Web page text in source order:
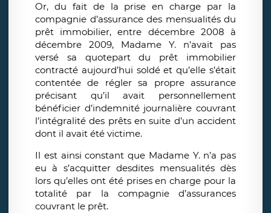
Or, du fait de la prise en charge par la
compagnie d’assurance des mensualités du
prêt immobilier, entre décembre 2008 à
décembre 2009, Madame Y. n’avait pas
versé sa quotepart du prêt immobilier
contracté aujourd’hui soldé et qu’elle s’était
contentée de régler sa propre assurance
précisant qu’il avait personnellement
bénéficier d’indemnité journalière couvrant
l’intégralité des prêts en suite d’un accident
dont il avait été victime.
Il est ainsi constant que Madame Y. n’a pas
eu à s’acquitter desdites mensualités dès
lors qu’elles ont été prises en charge pour la
totalité par la compagnie d’assurances
couvrant le prêt.